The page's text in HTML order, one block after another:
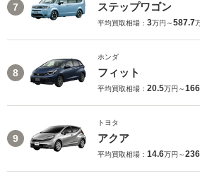
7 ステップワゴン
平均買取相場： 3万円～587.7
8
ホンダ
フィット
平均買取相場： 20.5万円～
9
トヨタ
アクア
平均買取相場： 14.6万円～236